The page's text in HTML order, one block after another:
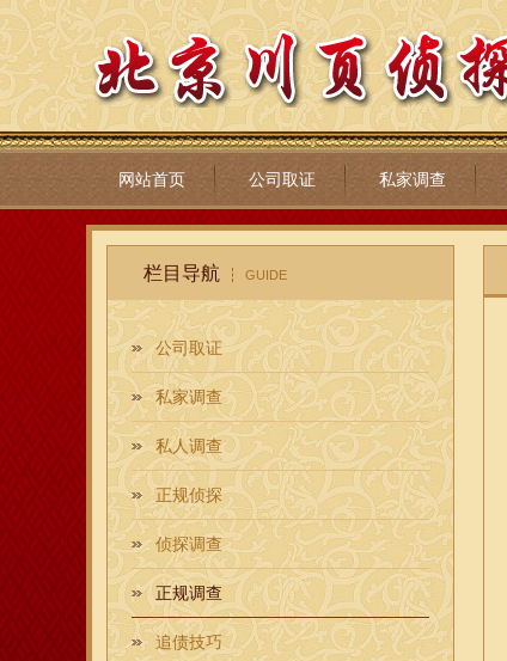
网站首页 公司取证 私家调查
栏目导航 GUIDE
公司取证
私家调查
私人调查
正规侦探
侦探调查
正规调查
追债技巧